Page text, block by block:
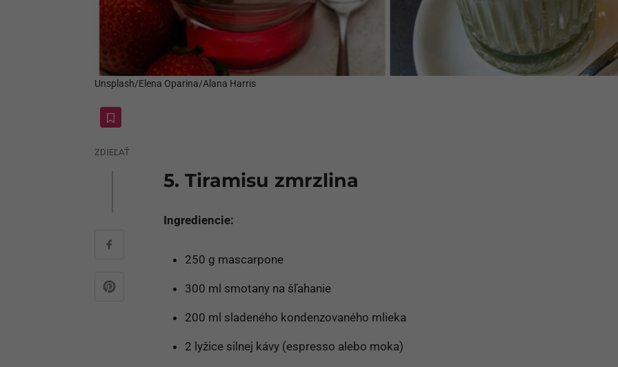
Unsplash/Elena Oparina/Alana Harris
ZDIEĽAŤ
5. Tiramisu zmrzlina
Ingrediencie:
250 g mascarpone
300 ml smotany na šľahanie
200 ml sladeného kondenzovaného mlieka
2 lyžice silnej kávy (espresso alebo moka)